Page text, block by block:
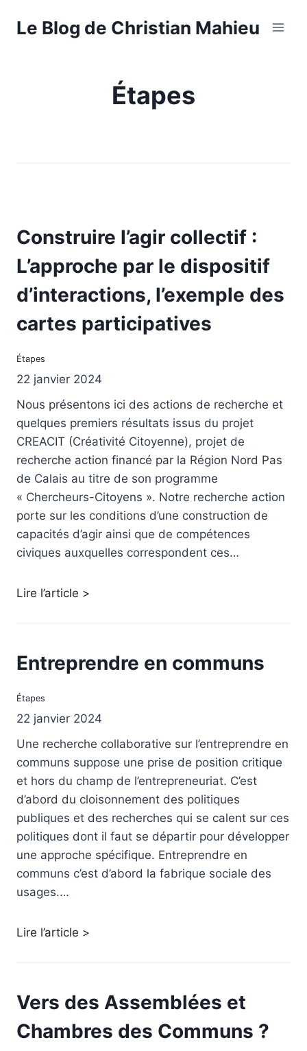
Le Blog de Christian Mahieu
Étapes
Construire l’agir collectif :
L’approche par le dispositif
d’interactions, l’exemple des
cartes participatives
Étapes
22 janvier 2024
Nous présentons ici des actions de recherche et
quelques premiers résultats issus du projet
CREACIT (Créativité Citoyenne), projet de
recherche action financé par la Région Nord Pas
de Calais au titre de son programme
« Chercheurs-Citoyens ». Notre recherche action
porte sur les conditions d’une construction de
capacités d’agir ainsi que de compétences
civiques auxquelles correspondent ces…
Lire l’article >
Entreprendre en communs
Étapes
22 janvier 2024
Une recherche collaborative sur l’entreprendre en
communs suppose une prise de position critique
et hors du champ de l’entrepreneuriat. C’est
d’abord du cloisonnement des politiques
publiques et des recherches qui se calent sur ces
politiques dont il faut se départir pour développer
une approche spécifique. Entreprendre en
communs c’est d’abord la fabrique sociale des
usages.…
Lire l’article >
Vers des Assemblées et
Chambres des Communs ?